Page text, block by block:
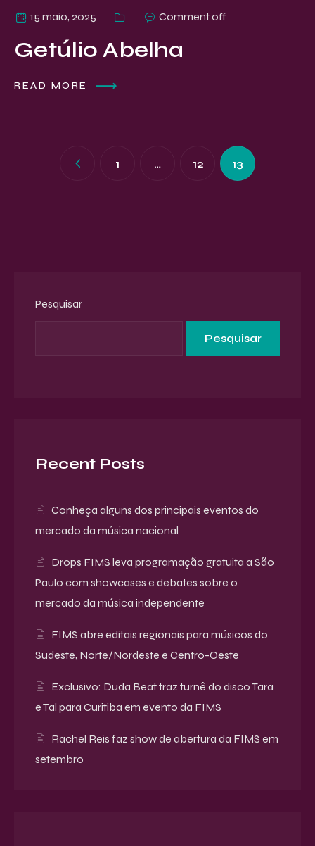
15 maio, 2025 Comment off
Getúlio Abelha
READ MORE
1 … 12 13
Pesquisar
Pesquisar
Recent Posts
Conheça alguns dos principais eventos do
mercado da música nacional
Drops FIMS leva programação gratuita a São
Paulo com showcases e debates sobre o
mercado da música independente
FIMS abre editais regionais para músicos do
Sudeste, Norte/Nordeste e Centro-Oeste
Exclusivo: Duda Beat traz turnê do disco Tara
e Tal para Curitiba em evento da FIMS
Rachel Reis faz show de abertura da FIMS em
setembro